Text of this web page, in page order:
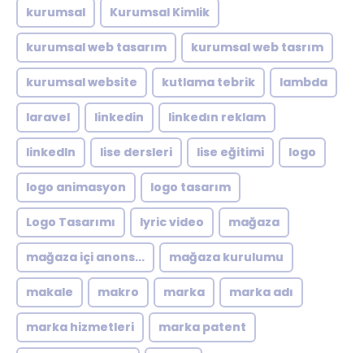
kurumsal Kurumsal Kimlik
kurumsal web tasarım kurumsal web tasrım
kurumsal website kutlama tebrik lambda
laravel linkedin linkedın reklam
linkedln lise dersleri lise eğitimi logo
logo animasyon logo tasarım
Logo Tasarımı lyric video mağaza
mağaza içi anons... mağaza kurulumu
makale makro marka marka adı
marka hizmetleri marka patent